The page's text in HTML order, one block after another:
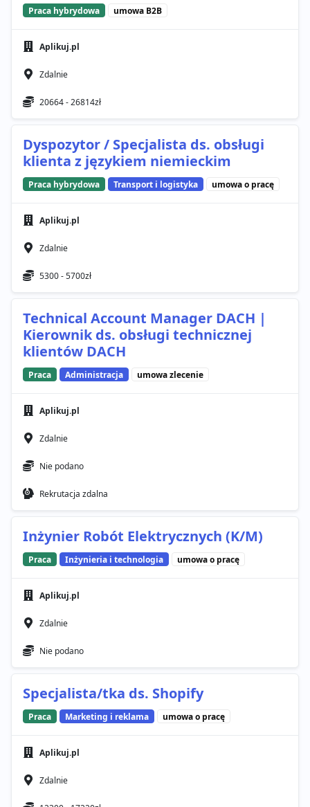
Praca hybrydowa umowa B2B
Aplikuj.pl
Zdalnie
20664 - 26814zł
Dyspozytor / Specjalista ds. obsługi
klienta z językiem niemieckim
Praca hybrydowa Transport i logistyka umowa o pracę
Aplikuj.pl
Zdalnie
5300 - 5700zł
Technical Account Manager DACH |
Kierownik ds. obsługi technicznej
klientów DACH
Praca Administracja umowa zlecenie
Aplikuj.pl
Zdalnie
Nie podano
Rekrutacja zdalna
Inżynier Robót Elektrycznych (K/M)
Praca Inżynieria i technologia umowa o pracę
Aplikuj.pl
Zdalnie
Nie podano
Specjalista/tka ds. Shopify
Praca Marketing i reklama umowa o pracę
Aplikuj.pl
Zdalnie